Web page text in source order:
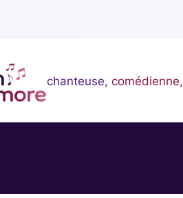
chanteuse, comédienne,